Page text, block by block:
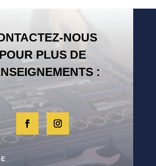
NOUS
POUR PLUS DE
: